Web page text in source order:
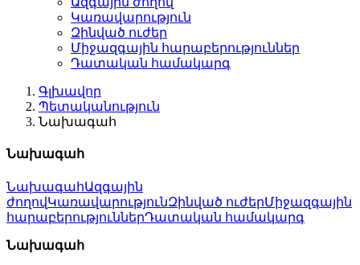
Կառավարություն
Զինված ուժեր
Միջազգային հարաբերություններ
Դատական համակարգ
Գլխավոր
Պետականություն
Նախագահ
Նախագահ
ՆախագահԱզգային
ժողովԿառավարությունԶինված ուժերՄիջազգային
հարաբերություններԴատական համակարգ
Նախագահ